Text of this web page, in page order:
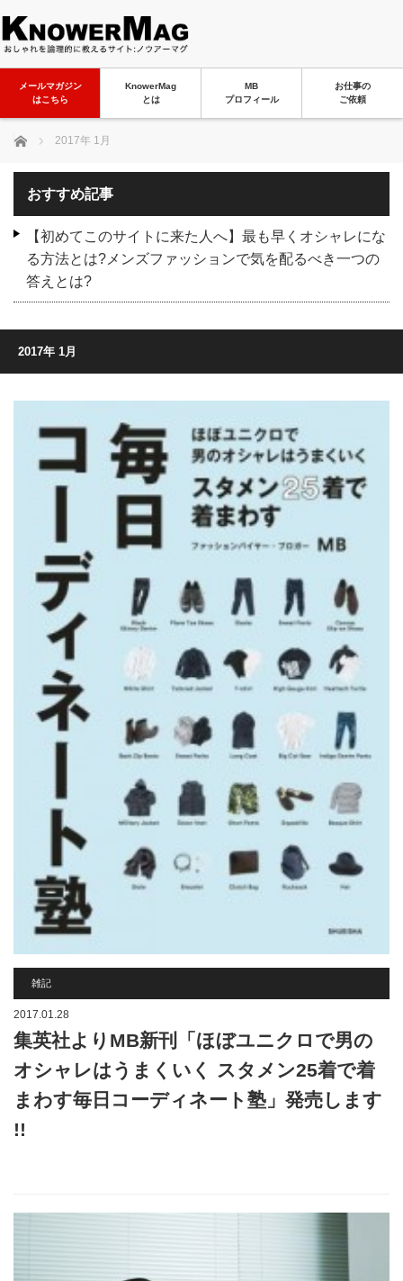
メールマガジン
はこちら
KnowerMag
とは
MB
プロフィール
お仕事の
ご依頼
ホーム 2017年 1月
おすすめ記事
【初めてこのサイトに来た人へ】最も早くオシャレにな
る方法とは?メンズファッションで気を配るべき一つの
答えとは?
2017年 1月
雑記
2017.01.28
集英社よりMB新刊「ほぼユニクロで男の
オシャレはうまくいく スタメン25着で着
まわす毎日コーディネート塾」発売します
!!